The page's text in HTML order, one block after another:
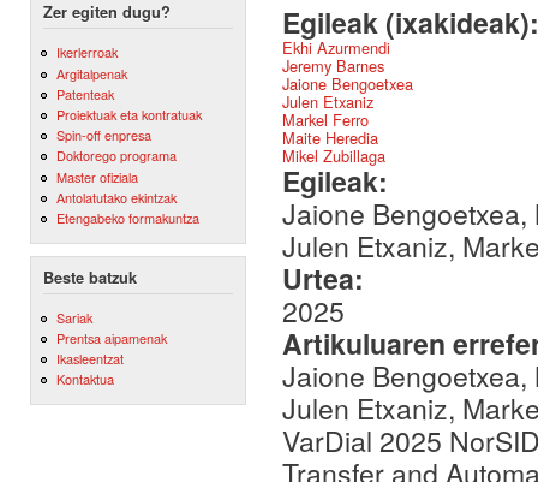
Zer egiten dugu?
Ikerlerroak
Argitalpenak
Patenteak
Proiektuak eta kontratuak
Spin-off enpresa
Doktorego programa
Master ofiziala
Antolatutako ekintzak
Etengabeko formakuntza
Beste batzuk
Sariak
Prentsa aipamenak
Ikasleentzat
Kontaktua
Egileak
Ekhi Azurmendi
Jeremy Barnes
Jaione Bengoetxea
Julen Etxaniz
Markel Ferro
Maite Heredia
Mikel Zubillaga
Egileak:
Jaione
Julen Etxaniz,
Urtea:
2025
Artikuluaren
Jaione
Julen Etxaniz,
VarDial 2025
Transfer and